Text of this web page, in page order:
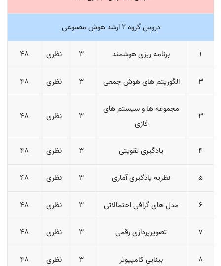
دروس گروه 2 ارشد هوش مصنوعی
1 برنامه ریزی هوشمند 3 نظری 48
3 الگوریتم های هوش جمعی 3 نظری 48
3
مجموعه ها و سیستم های
فازی
3 نظری 48
4 یادگیری تقویتی 3 نظری 48
5 نظریه یادگیری آماری 3 نظری 48
6 مدل های گرافی احتمالاتی 3 نظری 48
7 تصویرپردازی رقمی 3 نظری 48
8 بینایی کامپیوتر 3 نظری 48